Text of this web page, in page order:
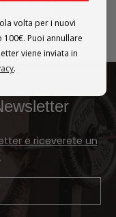
e riceverete un
volta per i nuovi
Puoi annullare
viene inviata in
.